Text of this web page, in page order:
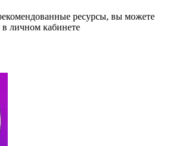
ресурсы, вы можете
в личном кабинете